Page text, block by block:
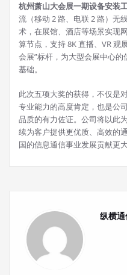
杭州萧山大会展一期设备安装
流（移动 2 路、电联 2 路）无
术，在展馆、酒店等场景实现
算节点，支持 8K 直播、VR 观
会展”标杆，为大型会展中心
基础。
此次五项大奖的获得，不仅是
专业能力的高度肯定，也是公
品质的有力佐证。公司将以此
续为客户提供更优质、高效的
国的信息通信事业发展贡献更大
纵横